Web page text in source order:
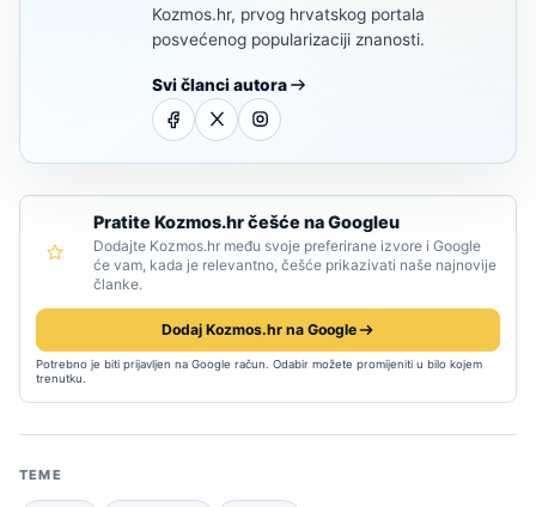
Kozmos.hr, prvog hrvatskog portala
posvećenog popularizaciji znanosti.
Svi članci autora
Pratite Kozmos.hr češće na Googleu
Dodajte Kozmos.hr među svoje preferirane izvore i Google
će vam, kada je relevantno, češće prikazivati naše najnovije
članke.
Dodaj Kozmos.hr na Google
Potrebno je biti prijavljen na Google račun. Odabir možete promijeniti u bilo kojem
trenutku.
TEME